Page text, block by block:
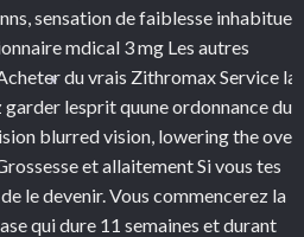
sensation de faiblesse
mdical 3 mg Les autres
du vrais Zithromax Service la
lesprit quune ordonnance dun
blurred vision, lowering the
et allaitement Si vous tes
le devenir. Vous commencerez la
qui dure 11 semaines et durant
*